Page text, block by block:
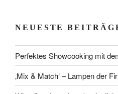
NEUESTE
Perfektes Showcooking mit
‚Mix & Match‘ – Lampen der